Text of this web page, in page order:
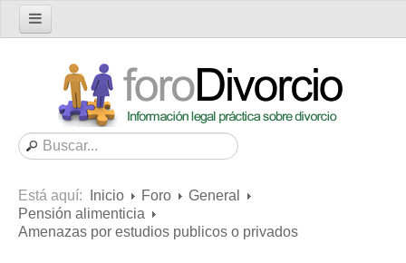
Foro
Nuevo tema
Buscar en el foro
Mensajes recientes
Mensajes no respondidos
Está aquí: Inicio Foro
General
Pensión alimenticia
Amenazas por estudios publicos o privados